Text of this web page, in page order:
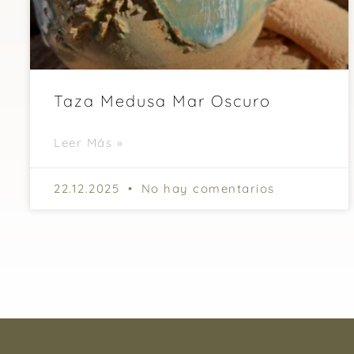
Taza Medusa Mar Oscuro
Leer Más »
22.12.2025 No hay comentarios